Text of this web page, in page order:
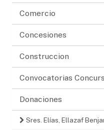
Comercio
Concesiones
Construccion
Convocatorias
Donaciones
Sres. Elías, Ellazaf